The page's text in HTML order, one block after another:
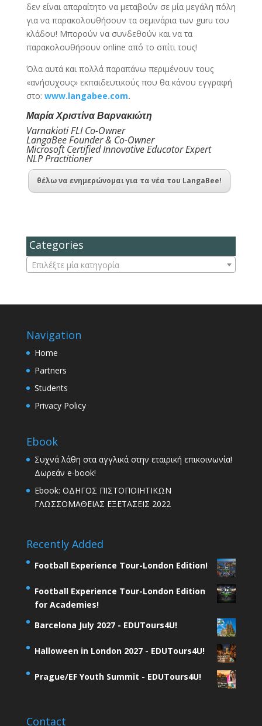
δεν είναι απαραίτητο να μεταβούν σε μία μεγάλη πόλη
για να παρακολουθήσουν τα σεμινάρια των guru του
κλάδου! Μπορούν να συνδεθούν και να τα
παρακολουθήσουν online από το σπίτι τους!
Όλα αυτά και πολλά παραπάνω περιμένουν τους
«ανήσυχους» εκπαιδευτικούς που θα κάνου εγγραφή
στο: www.langabee.com.
Μαρία Χριστίνα Βαρνακιώτη
Varnakioti FLI Co-Owner
LangaBee Founder & Co-Owner
Microsoft Certified Innovative Educator Expert
NLP Practitioner
θέλω να ενημερώνομαι για τα νέα του LangaBee!
Categories
Επιλέξτε μία κατηγορία
Navigation
Home
Partners
Students
Privacy Policy
Ebook
Συχνά λάθη στα αγγλικά στην εταιρική επικοινωνία!
Δωρεάν e-book!
Ebook: ΟΔΗΓΟΣ ΠΙΣΤΟΠΟΙΗΤΙΚΩΝ
ΓΛΩΣΣΟΜΑΘΕΙΑΣ ΕΞΕΤΑΣΕΙΣ 2022
Recently Added
Football Experience Tour-London Edition!
Football Experience Tour-London Edition
for Academies!
Barcelona July 2027 - EDUTours4U!
Halloween in London 2027 - EDUTours4U!
Prague/EF Youth Summit - EDUTours4U!
Contact